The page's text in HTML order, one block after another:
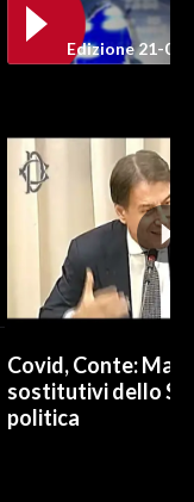
Edizione 21-05-
Covid, Conte: Mai
sostitutivi dello
politica